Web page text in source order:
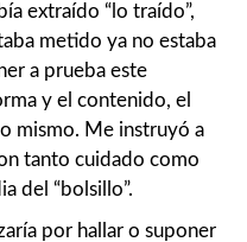
extraído “lo traído”,
metido ya no estaba
a prueba este
y el contenido, el
mismo. Me instruyó a
tanto cuidado como
del “bolsillo”.
por hallar o suponer